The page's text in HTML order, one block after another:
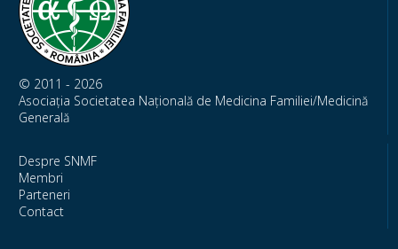
© 2011 - 2026
Asociația Societatea Națională de Medicina Familiei/Medicină
Generală
Despre SNMF
Membri
Parteneri
Contact